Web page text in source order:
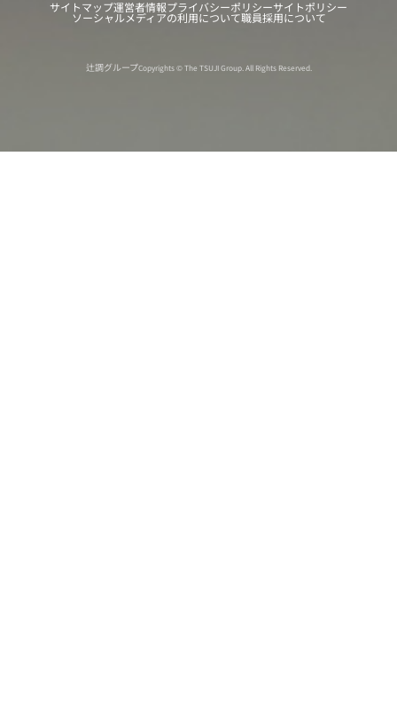
サイトマップ運営者情報プライバシーポリシーサイトポリシー
ソーシャルメディアの利用について職員採用について
辻調グループCopyrights © The TSUJI Group. All Rights Reserved.